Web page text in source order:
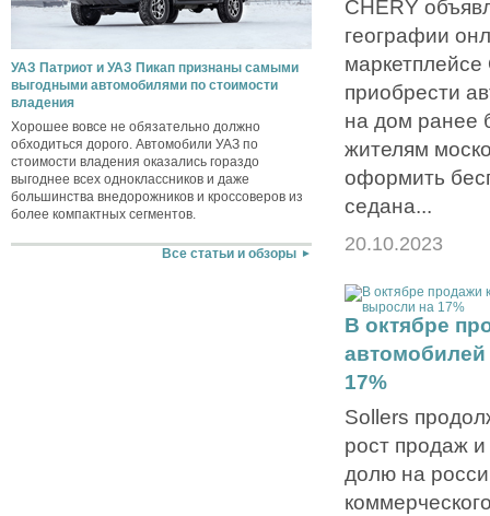
УАЗ Патриот и УАЗ Пикап признаны самыми
выгодными автомобилями по стоимости
владения
Хорошее вовсе не обязательно должно
обходиться дорого. Автомобили УАЗ по
стоимости владения оказались гораздо
выгоднее всех одноклассников и даже
большинства внедорожников и кроссоверов из
более компактных сегментов.
Все статьи и обзоры
CHERY
географии
приобрести
на дом ранее
жителям
оформить
седана...
20.10.2023
В октябре
17%
Sollers
рост продаж
долю на